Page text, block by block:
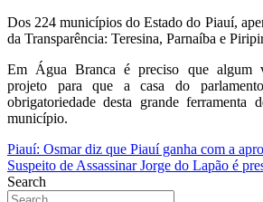
Dos 224 municípios do Estado do Piauí,
da Transparência: Teresina, Parnaíba e
Em Água Branca é preciso que algum
projeto para que a casa do
obrigatoriedade desta grande ferramenta
município.
Navegação
de
Piauí: Osmar diz que Piauí ganha com a
Suspeito de Assassinar Jorge do Lapão é
Search